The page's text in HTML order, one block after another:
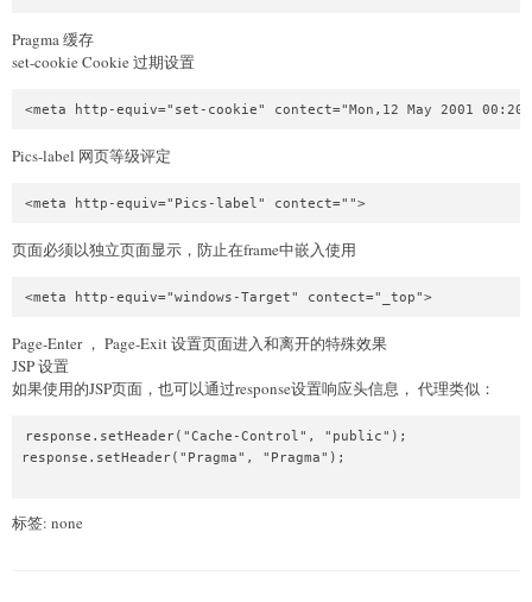
Pragma 缓存
set-cookie Cookie 过期设置
Pics-label 网页等级评定
页面必须以独立页面显示，防止在frame中嵌入使用
Page-Enter ， Page-Exit 设置页面进入和离开的特殊效果
JSP 设置
如果使用的JSP页面，也可以通过response设置响应头信息， 代理类似：
response.setHeader("Cache-Control", "public");
response.setHeader("Pragma", "Pragma");
标签: none